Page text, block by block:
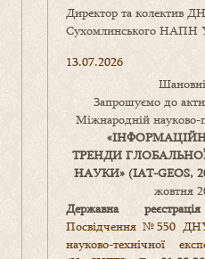
Директор та колектив
Сухомлинського НАПН
13.07.2026
Запрошуємо до
Міжнародній науково-
«
ТРЕНДИ
НАУКИ» (IAT-GEOS,
жовтня
Державна
Посвідчення №550 ДНУ
науково-технічної